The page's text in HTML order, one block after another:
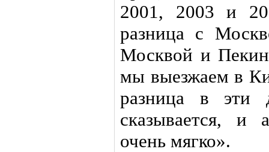
2001, 2003 и
разница с
Москвой и
мы выезжаем в
разница в эти
сказывается, и
очень мягко».